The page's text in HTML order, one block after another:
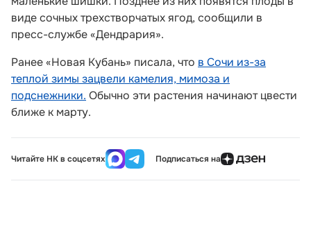
виде сочных трехстворчатых ягод, сообщили в
пресс-службе «Дендрария».
Ранее «Новая Кубань» писала, что в Сочи из-за
теплой зимы зацвели камелия, мимоза и
подснежники. Обычно эти растения начинают цвести
ближе к марту.
Читайте НК в соцсетях Подписаться на